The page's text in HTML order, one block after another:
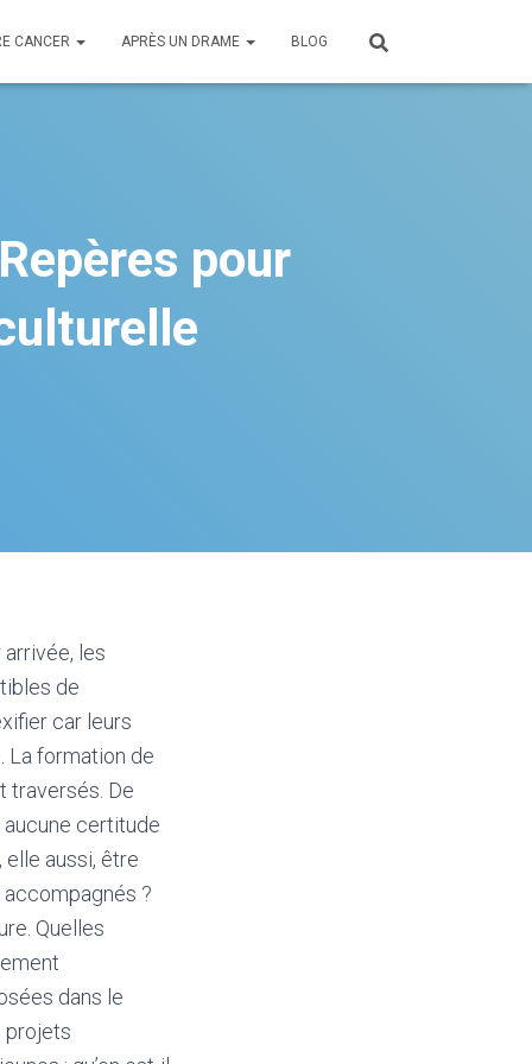
CANCER APRÈS UN DRAME BLOG
pour
les
de
car leurs
La formation de
traversés. De
aucune certitude
elle aussi, être
?
Quelles
dans le
projets